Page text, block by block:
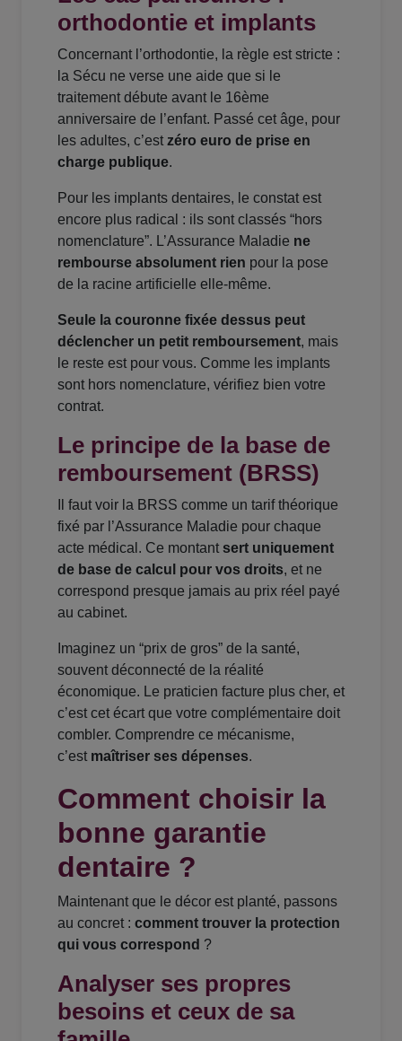
orthodontie et implants
Concernant l’orthodontie, la règle est stricte :
la Sécu ne verse une aide que si le
traitement débute avant le 16ème
anniversaire de l’enfant. Passé cet âge, pour
les adultes, c’estzéro euro de prise en
charge publique.
Pour les implants dentaires, le constat est
encore plus radical : ils sont classés “hors
nomenclature”. L’Assurance Maladie ne
rembourse absolument rien pour la pose
de la racine artificielle elle-même.
Seule la couronne fixée dessus peut
déclencher un petit remboursement, mais
le reste est pour vous. Comme les implants
sont hors nomenclature, vérifiez bien votre
contrat.
Le principe de la base de
remboursement (BRSS)
Il faut voir la BRSS comme un tarif théorique
fixé par l’Assurance Maladie pour chaque
acte médical. Ce montantsert uniquement
de base de calcul pour vos droits, et ne
correspond presque jamais au prix réel payé
au cabinet.
Imaginez un “prix de gros” de la santé,
souvent déconnecté de la réalité
économique. Le praticien facture plus cher, et
c’est cet écart que votre complémentaire doit
combler. Comprendre ce mécanisme,
c’est maîtriser ses dépenses.
Comment choisir la
bonne garantie
dentaire ?
Maintenant que le décor est planté, passons
au concret : comment trouver la protection
qui vous correspond ?
Analyser ses propres
besoins et ceux de sa